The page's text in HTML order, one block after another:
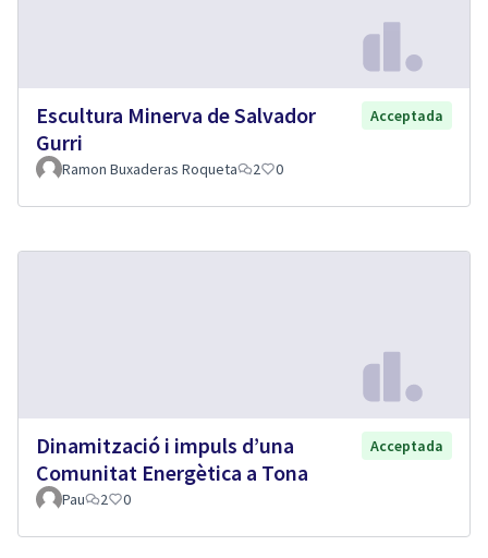
Escultura Minerva de Salvador
Gurri
Acceptada
Ramon Buxaderas Roqueta 2 0
Dinamització i impuls d’una
Comunitat Energètica a Tona
Acceptada
Pau 2 0